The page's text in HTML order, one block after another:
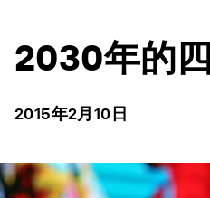
2030年的
2015年2月10日